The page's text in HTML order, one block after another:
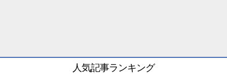
人気記事ランキング